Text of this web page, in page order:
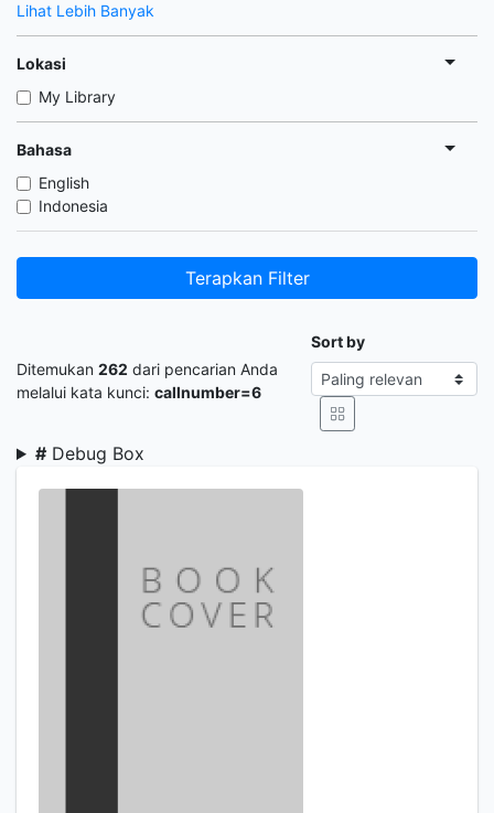
Lihat Lebih Banyak
Lokasi
My Library
Bahasa
English
Indonesia
Terapkan Filter
Ditemukan 262 dari pencarian Anda
melalui kata kunci: callnumber=6
Sort by
# Debug Box